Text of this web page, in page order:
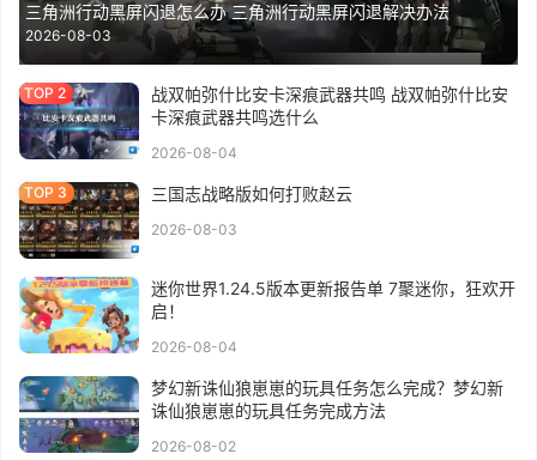
三角洲行动黑屏闪退怎么办 三角洲行动黑屏闪退解决办法
2026-08-03
战双帕弥什比安卡深痕武器共鸣 战双帕弥什比安
卡深痕武器共鸣选什么
2026-08-04
三国志战略版如何打败赵云
2026-08-03
迷你世界1.24.5版本更新报告单 7聚迷你，狂欢开
启！
2026-08-04
梦幻新诛仙狼崽崽的玩具任务怎么完成？梦幻新
诛仙狼崽崽的玩具任务完成方法
2026-08-02